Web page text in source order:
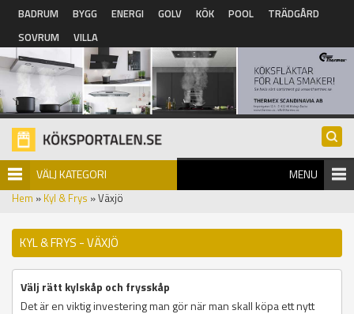
Hoppa till huvudinnehåll
BADRUM BYGG ENERGI GOLV KÖK POOL
TRÄDGÅRD
SOVRUM
VILLA
VÄLJ KATEGORI MENU
Hem » Kyl & Frys » Växjö
KYL & FRYS - VÄXJÖ
Välj rätt kylskåp och frysskåp
Det är en viktig investering man gör när man skall köpa ett nytt